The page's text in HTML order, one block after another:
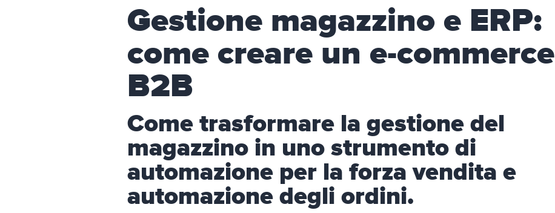
Gestione magazzino e ERP:
come creare un e-commerce
B2B
Come trasformare la gestione del
magazzino in uno strumento di
automazione per la forza vendita e
automazione degli ordini.